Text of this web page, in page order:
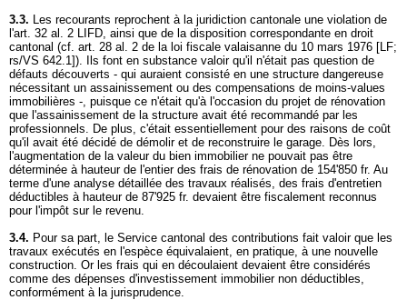
3.3. Les recourants reprochent à la juridiction cantonale une violation de
l'art. 32 al. 2 LIFD, ainsi que de la disposition correspondante en droit
cantonal (cf. art. 28 al. 2 de la loi fiscale valaisanne du 10 mars 1976 [LF;
rs/VS 642.1]). Ils font en substance valoir qu'il n'était pas question de
défauts découverts - qui auraient consisté en une structure dangereuse
nécessitant un assainissement ou des compensations de moins-values
immobilières -, puisque ce n'était qu'à l'occasion du projet de rénovation
que l'assainissement de la structure avait été recommandé par les
professionnels. De plus, c'était essentiellement pour des raisons de coût
qu'il avait été décidé de démolir et de reconstruire le garage. Dès lors,
l'augmentation de la valeur du bien immobilier ne pouvait pas être
déterminée à hauteur de l'entier des frais de rénovation de 154'850 fr. Au
terme d'une analyse détaillée des travaux réalisés, des frais d'entretien
déductibles à hauteur de 87'925 fr. devaient être fiscalement reconnus
pour l'impôt sur le revenu.
3.4. Pour sa part, le Service cantonal des contributions fait valoir que les
travaux exécutés en l'espèce équivalaient, en pratique, à une nouvelle
construction. Or les frais qui en découlaient devaient être considérés
comme des dépenses d'investissement immobilier non déductibles,
conformément à la jurisprudence.